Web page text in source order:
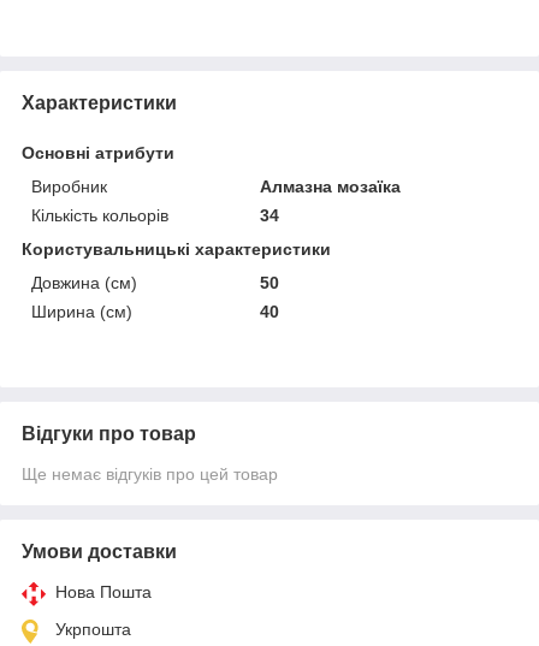
Характеристики
Основні атрибути
Виробник
Алмазна мозаїка
Кількість кольорів
34
Користувальницькі характеристики
Довжина (см)
50
Ширина (см)
40
Відгуки про товар
Ще немає відгуків про цей товар
Умови доставки
Нова Пошта
Укрпошта